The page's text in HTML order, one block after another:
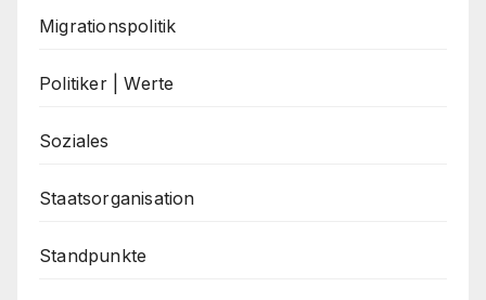
Migrationspolitik
Politiker | Werte
Soziales
Staatsorganisation
Standpunkte